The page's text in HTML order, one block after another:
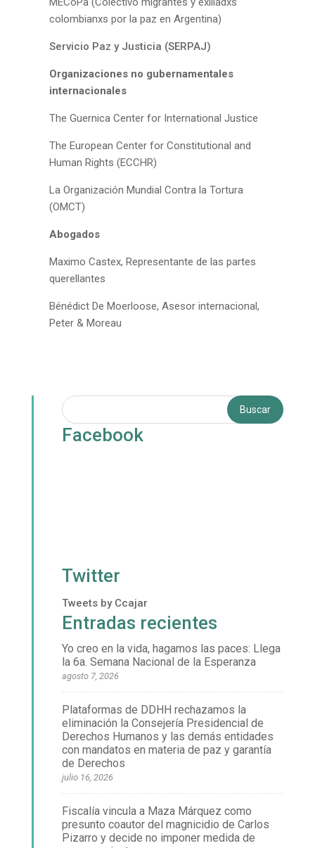
colombianxs por la paz en Argentina)
Servicio Paz y Justicia (SERPAJ)
Organizaciones no gubernamentales
internacionales
The Guernica Center for International Justice
The European Center for Constitutional and
Human Rights (ECCHR)
La Organización Mundial Contra la Tortura
(OMCT)
Abogados
Maximo Castex, Representante de las partes
querellantes
Bénédict De Moerloose, Asesor internacional,
Peter & Moreau
Facebook
Twitter
Tweets by Ccajar
Entradas recientes
Yo creo en la vida, hagamos las paces: Llega
la 6a. Semana Nacional de la Esperanza
agosto 7, 2026
Plataformas de DDHH rechazamos la
eliminación la Consejería Presidencial de
Derechos Humanos y las demás entidades
con mandatos en materia de paz y garantía
de Derechos
julio 16, 2026
Fiscalía vincula a Maza Márquez como
presunto coautor del magnicidio de Carlos
Pizarro y decide no imponer medida de